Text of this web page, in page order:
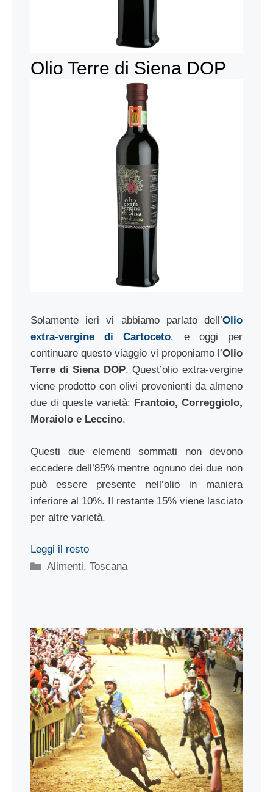
Olio Terre di Siena DOP
Solamente ieri vi abbiamo parlato dell’Olio
extra-vergine di Cartoceto, e oggi per
continuare questo viaggio vi proponiamo l’Olio
Terre di Siena DOP. Quest’olio extra-vergine
viene prodotto con olivi provenienti da almeno
due di queste varietà: Frantoio, Correggiolo,
Moraiolo e Leccino.
Questi due elementi sommati non devono
eccedere dell’85% mentre ognuno dei due non
può essere presente nell’olio in maniera
inferiore al 10%. Il restante 15% viene lasciato
per altre varietà.
Leggi il resto
Categorie
Alimenti,Toscana